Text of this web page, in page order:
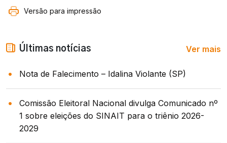
Versão para impressão
Últimas notícias Ver mais
Nota de Falecimento – Idalina Violante (SP)
Comissão Eleitoral Nacional divulga Comunicado nº
1 sobre eleições do SINAIT para o triênio 2026-
2029